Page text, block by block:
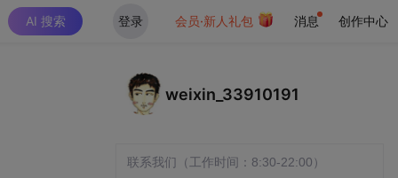
AI 搜索 登录 会员·新人礼包 消息 创作中心
weixin_33910191
联系我们（工作时间：8:30-22:00）